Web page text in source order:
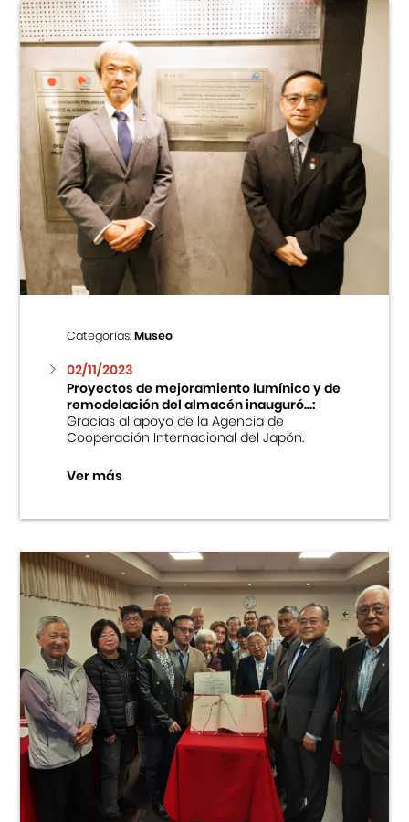
Categorías:Museo
02/11/2023
Proyectos de mejoramiento lumínico y de
remodelación del almacén inauguró...:
Gracias al apoyo de la Agencia de
Cooperación Internacional del Japón.
Ver más